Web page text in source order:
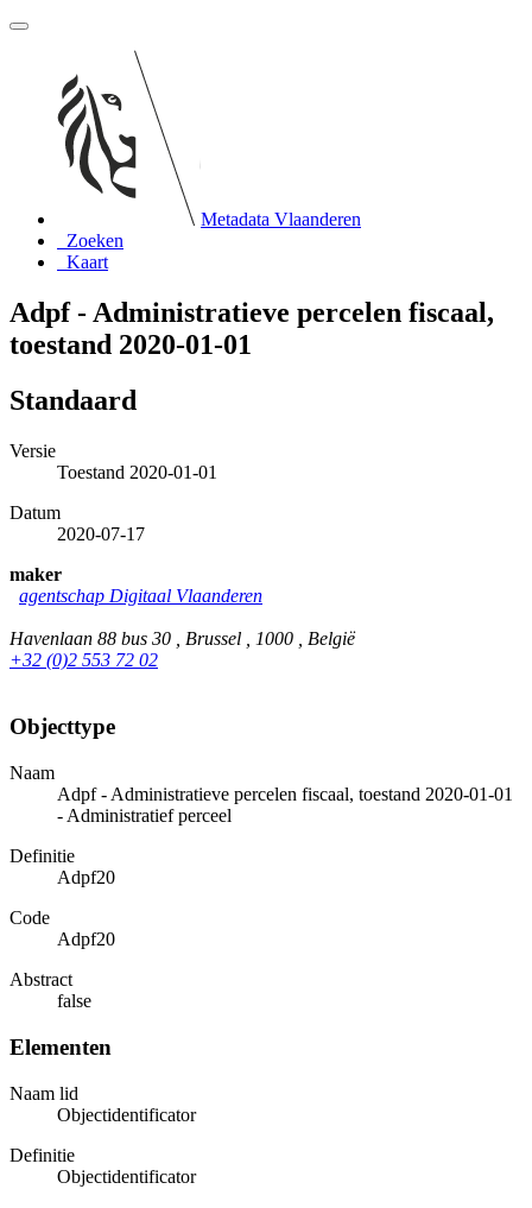
Metadata Vlaanderen
Zoeken
Kaart
Adpf - Administratieve percelen fiscaal,
toestand 2020-01-01
Standaard
Versie
Toestand 2020-01-01
Datum
2020-07-17
maker
agentschap Digitaal Vlaanderen
Havenlaan 88 bus 30 , Brussel , 1000 , België
+32 (0)2 553 72 02
Objecttype
Naam
Adpf - Administratieve percelen fiscaal, toestand 2020-01-01
- Administratief perceel
Definitie
Adpf20
Code
Adpf20
Abstract
false
Elementen
Naam lid
Objectidentificator
Definitie
Objectidentificator